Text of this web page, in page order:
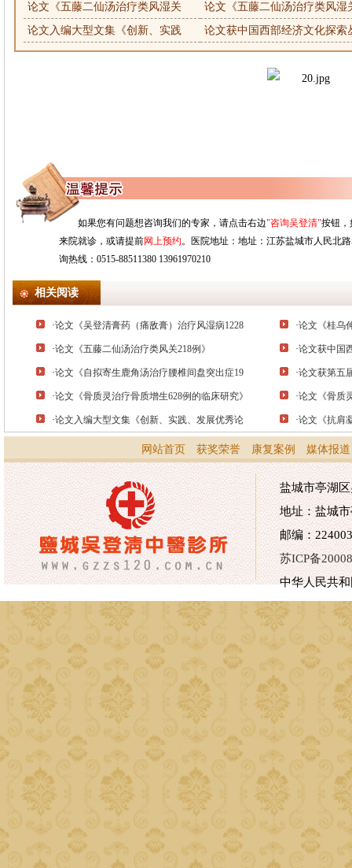
论文《五藤二仙汤治疗类风湿关
论文《五藤二仙汤治疗类风湿
论文入编大型文集《创新、实践
论文获中国西部经济文化探索
如果您有问题想咨询我们的专家，请点击右边"咨询吴登清"按钮，
来院就诊，或请提前网上预约。医院地址：地址：江苏盐城市人民北
询热线：0515-88511380 13961970210
相关阅读
·论文《吴登清膏药（痛敌膏）治疗风湿病1228 ·论文《桂乌
·论文《五藤二仙汤治疗类风关218例》 ·论文获中国
·论文《自拟寄生鹿角汤治疗腰椎间盘突出症19 ·论文获第五
·论文《骨质灵治疗骨质增生628例的临床研究》 ·论文《骨质
·论文入编大型文集《创新、实践、发展优秀论 ·论文《抗肩
网站首页 获奖荣誉 康复案例 媒体报道
盐城市亭湖
地址：盐城
邮编：
苏ICP备
中华人民共